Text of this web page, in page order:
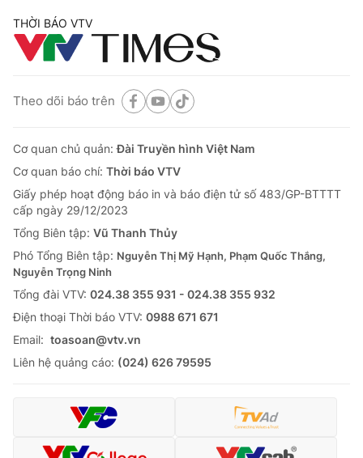
THỜI BÁO VTV
Theo dõi báo trên
Cơ quan chủ quản:Đài Truyền hình Việt Nam
Cơ quan báo chí: Thời báo VTV
Giấy phép hoạt động báo in và báo điện tử số 483/GP-BTTTT
cấp ngày 29/12/2023
Tổng Biên tập: Vũ Thanh Thủy
Phó Tổng Biên tập: Nguyễn Thị Mỹ Hạnh, Phạm Quốc Thắng,
Nguyễn Trọng Ninh
Tổng đài VTV: 024.38 355 931 - 024.38 355 932
Ðiện thoại Thời báo VTV: 0988 671 671
Email: toasoan@vtv.vn
Liên hệ quảng cáo: (024) 626 79595